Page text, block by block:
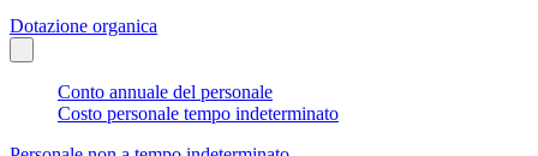
Dotazione organica
Conto annuale del personale
Costo personale tempo indeterminato